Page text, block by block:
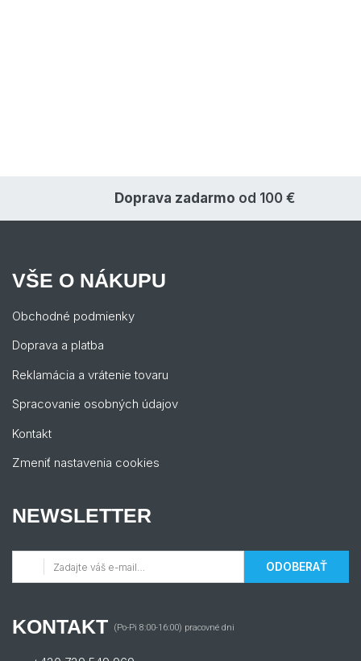
Doprava zadarmo od 100 €
VŠE O NÁKUPU
Obchodné podmienky
Doprava a platba
Reklamácia a vrátenie tovaru
Spracovanie osobných údajov
Kontakt
Zmeniť nastavenia cookies
NEWSLETTER
ODOBERAŤ
KONTAKT (Po-Pi 8:00-16:00) pracovné dni